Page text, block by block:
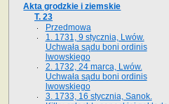
Akta grodzkie i ziemskie
T. 23
Przedmowa
1. 1731, 9 stycznia, Lwów.
Uchwała sądu boni ordinis
lwowskiego
2. 1732, 24 marca, Lwów.
Uchwała sądu boni ordinis
lwowskiego
3. 1733, 16 stycznia, Sanok.